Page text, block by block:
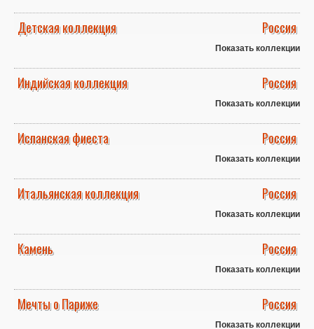
Детская коллекция Россия
Показать коллекции
Индийская коллекция Россия
Показать коллекции
Испанская фиеста Россия
Показать коллекции
Итальянская коллекция Россия
Показать коллекции
Камень Россия
Показать коллекции
Мечты о Париже Россия
Показать коллекции